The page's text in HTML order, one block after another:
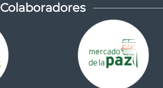
Colaboradores